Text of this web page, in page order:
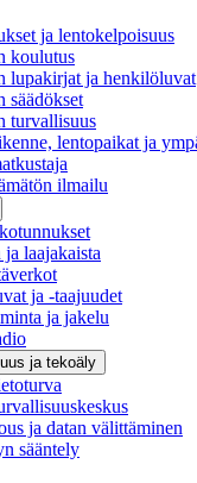
ja lentokelpoisuus
koulutus
lupakirjat ja henkilöluvat
säädökset
turvallisuus
lentopaikat ja
ilmailu
laajakaista
ja -taajuudet
ja jakelu
ja tekoäly
ja datan välittäminen
sääntely